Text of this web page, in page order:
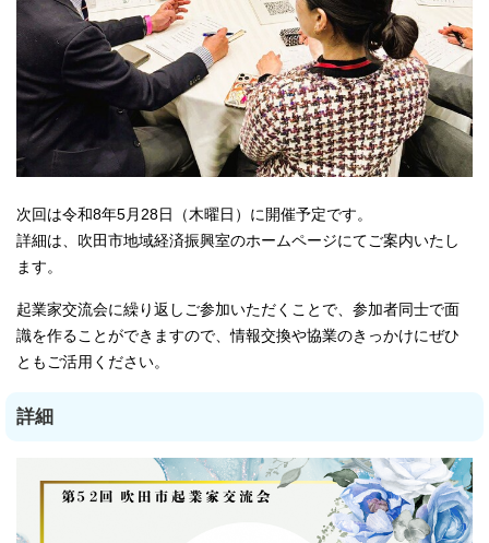
次回は令和8年5月28日（木曜日）に開催予定です。
詳細は、吹田市地域経済振興室のホームページにてご案内いたし
ます。
起業家交流会に繰り返しご参加いただくことで、参加者同士で面
識を作ることができますので、情報交換や協業のきっかけにぜひ
ともご活用ください。
詳細